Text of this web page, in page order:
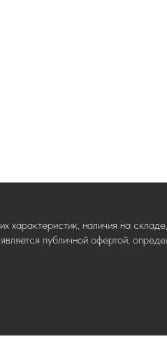
характеристик, наличия на
публичной офертой,